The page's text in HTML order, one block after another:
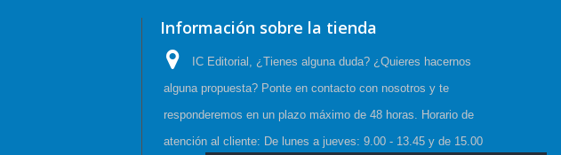
Información sobre la tienda
IC Editorial, ¿Tienes alguna duda? ¿Quieres hacernos
alguna propuesta? Ponte en contacto con nosotros y te
responderemos en un plazo máximo de 48 horas. Horario de
atención al cliente: De lunes a jueves: 9.00 - 13.45 y de 15.00